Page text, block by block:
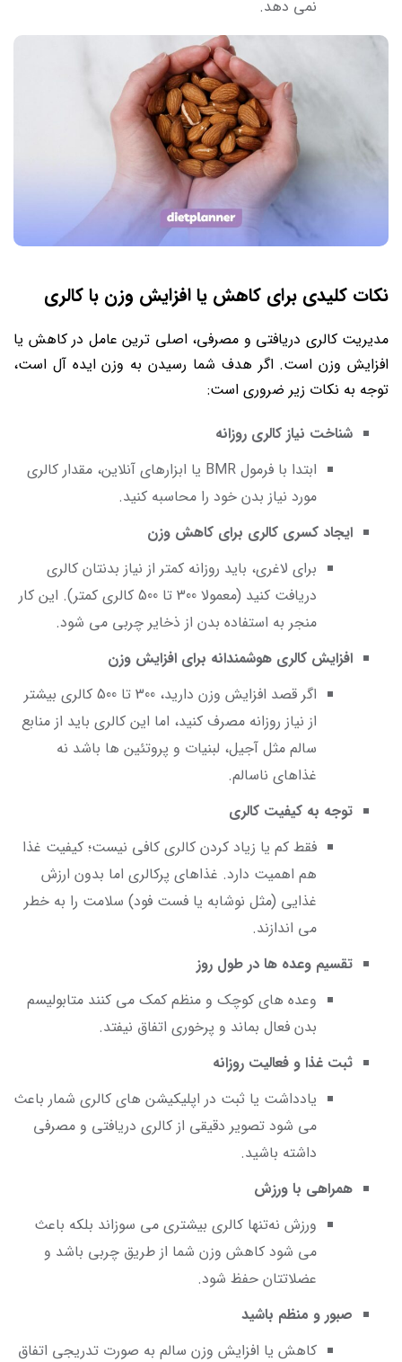
نمی دهد.
نکات کلیدی برای کاهش یا افزایش وزن با کالری
مدیریت کالری دریافتی و مصرفی، اصلی ترین عامل در کاهش یا
افزایش وزن است. اگر هدف شما رسیدن به وزن ایده آل است،
توجه به نکات زیر ضروری است:
شناخت نیاز کالری روزانه
ابتدا با فرمول BMR یا ابزارهای آنلاین، مقدار کالری
مورد نیاز بدن خود را محاسبه کنید.
ایجاد کسری کالری برای کاهش وزن
برای لاغری، باید روزانه کمتر از نیاز بدنتان کالری
دریافت کنید (معمولا 300 تا 500 کالری کمتر). این کار
منجر به استفاده بدن از ذخایر چربی می شود.
افزایش کالری هوشمندانه برای افزایش وزن
اگر قصد افزایش وزن دارید، 300 تا 500 کالری بیشتر
از نیاز روزانه مصرف کنید، اما این کالری باید از منابع
سالم مثل آجیل، لبنیات و پروتئین ها باشد نه
غذاهای ناسالم.
توجه به کیفیت کالری
فقط کم یا زیاد کردن کالری کافی نیست؛ کیفیت غذا
هم اهمیت دارد. غذاهای پرکالری اما بدون ارزش
غذایی (مثل نوشابه یا فست فود) سلامت را به خطر
می اندازند.
تقسیم وعده ها در طول روز
وعده های کوچک و منظم کمک می کنند متابولیسم
بدن فعال بماند و پرخوری اتفاق نیفتد.
ثبت غذا و فعالیت روزانه
یادداشت یا ثبت در اپلیکیشن های کالری شمار باعث
می شود تصویر دقیقی از کالری دریافتی و مصرفی
داشته باشید.
همراهی با ورزش
ورزش نه‌تنها کالری بیشتری می سوزاند بلکه باعث
می شود کاهش وزن شما از طریق چربی باشد و
عضلاتتان حفظ شود.
صبور و منظم باشید
کاهش یا افزایش وزن سالم به صورت تدریجی اتفاق